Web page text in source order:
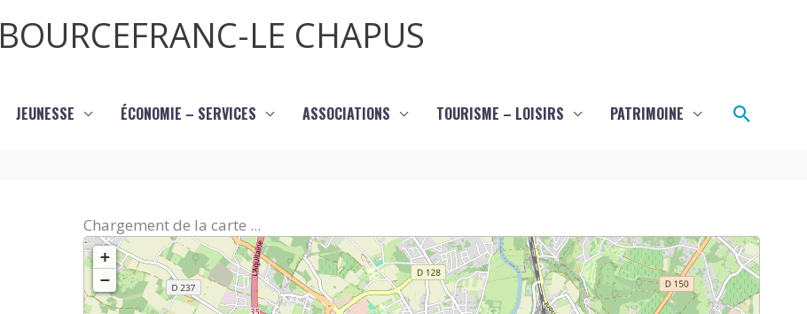
BOURCEFRANC-LE CHAPUS
JEUNESSE ÉCONOMIE – SERVICES ASSOCIATIONS TOURISME – LOISIRS PATRIMOINE
Chargement de la carte ...
+
−